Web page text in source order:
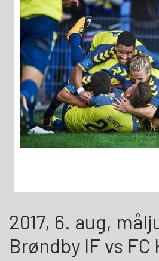
2017, 6. aug,
Brøndby IF vs FC